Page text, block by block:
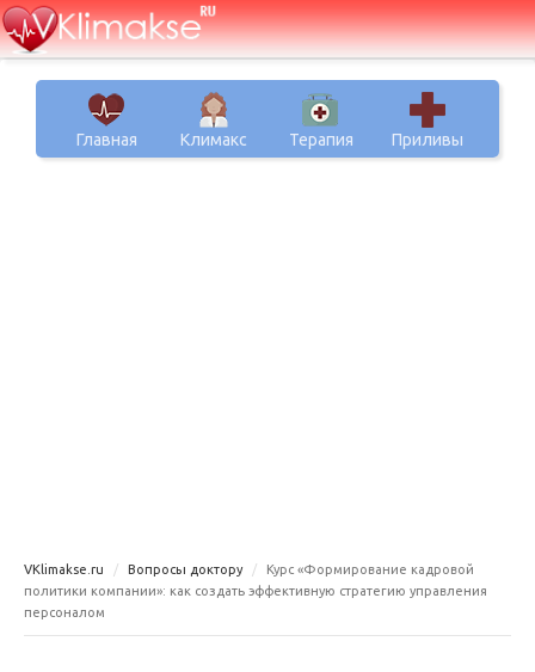
Главная Климакс Терапия Приливы
VKlimakse.ru Вопросы доктору
Курс «Формирование кадровой
политики компании»: как создать эффективную стратегию управления
персоналом